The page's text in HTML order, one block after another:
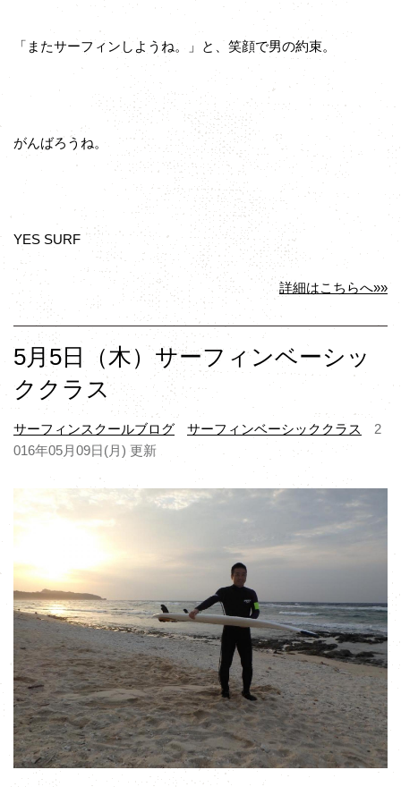
「またサーフィンしようね。」と、笑顔で男の約束。
がんばろうね。
YES SURF
詳細はこちらへ»»
5月5日（木）サーフィンベーシッ
ククラス
サーフィンスクールブログ サーフィンベーシッククラス
2
016年05月09日(月) 更新